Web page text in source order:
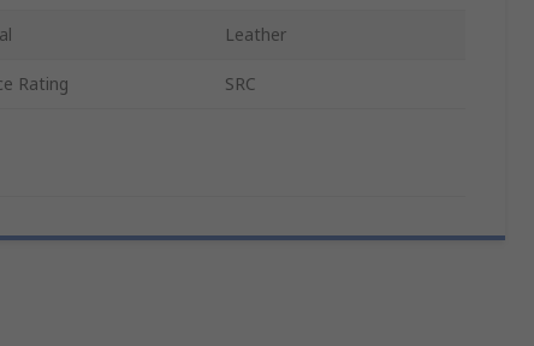
Leather
Rating SRC